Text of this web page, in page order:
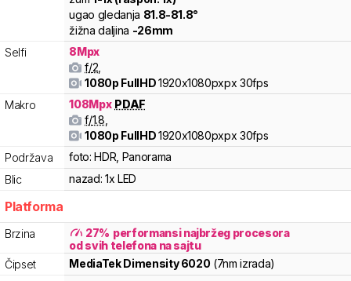
ugao gledanja 81.8-81.8°
žižna daljina -26mm
Selfi
8Mpx
f/2
1080p FullHD1920x1080pxpx30fps
Makro
108Mpx PDAF
f/1.8
1080p FullHD1920x1080pxpx30fps
Podržava
foto: HDR, Panorama
Blic
nazad: 1x LED
Platforma
Brzina 27% performansi najbržeg procesora
od svih telefona na sajtu
Čipset
MediaTekDimensity 6020 (7nm izrada)